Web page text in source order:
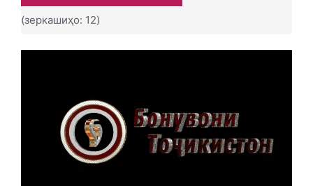
(зеркашиҳо: 12)